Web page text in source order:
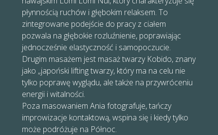
płynnością ruchów i głębokim relaksem. To
zintegrowane podejście do pracy z ciałem
pozwala na głębokie rozluźnienie, poprawiając
jednocześnie elastyczność i samopoczucie.
Drugim masażem jest masaż twarzy Kobido, znany
jako „japoński lifting twarzy, który ma na celu nie
tylko poprawę wyglądu, ale także na przywróceniu
energii i witalności.
Poza masowaniem Ania fotografuje, tańczy
improwizacje kontaktową, wspina się i kiedy tylko
może podróżuje na Północ.